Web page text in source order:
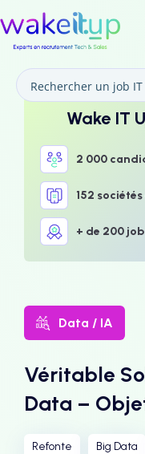
Wake IT
2 000
152 sociétés
+ de 200
Data / IA
Véritable
Data –
Refonte Big Data